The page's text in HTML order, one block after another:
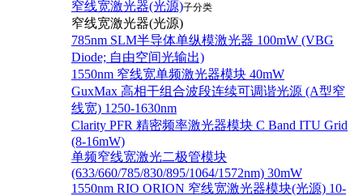
窄线宽激光器(光源)子分类
窄线宽激光器(光源)
785nm SLM半导体单纵模激光器 100mW (VBG
Diode; 自由空间光输出)
1550nm 窄线宽单频激光器模块 40mW
GuxMax 高相干组合波段连续可调谐光源 (A型窄
线宽) 1250-1630nm
Clarity PFR 精密频率激光器模块 C Band ITU Grid
(8-16mW)
单频窄线宽激光二极管模块
(633/660/785/830/895/1064/1572nm) 30mW
1550nm RIO ORION 窄线宽激光器模块(光源) 10-